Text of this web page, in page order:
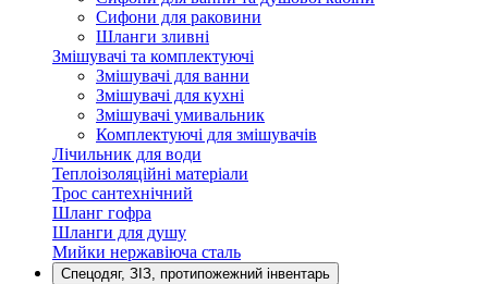
Сифони для раковини
Шланги зливні
Змішувачі та комплектуючі
Змішувачі для ванни
Змішувачі для кухні
Змішувачі умивальник
Комплектуючі для змішувачів
Лічильник для води
Теплоізоляційні матеріали
Трос сантехнічний
Шланг гофра
Шланги для душу
Мийки нержавіюча сталь
Спецодяг, ЗІЗ, протипожежний інвентарь